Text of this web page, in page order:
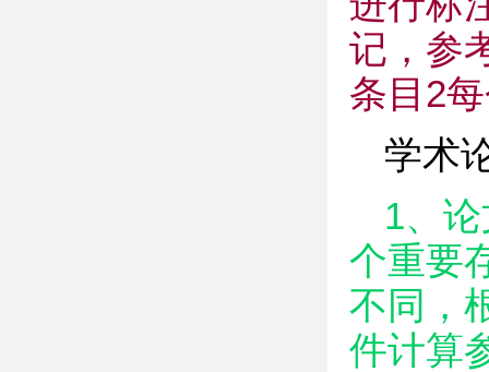
记，参
条目2
学术
1、
个重要
不同，
件计算